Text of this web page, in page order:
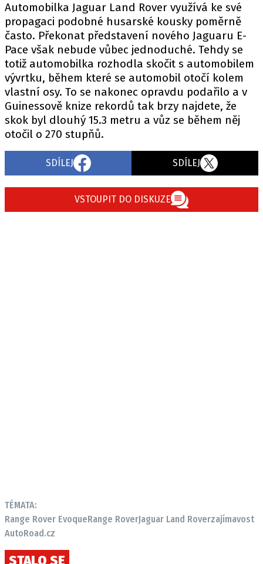
Automobilka Jaguar Land Rover využívá ke své
propagaci podobné husarské kousky poměrně
často. Překonat představení nového Jaguaru E-
Pace však nebude vůbec jednoduché. Tehdy se
totiž automobilka rozhodla skočit s automobilem
vývrtku, během které se automobil otočí kolem
vlastní osy. To se nakonec opravdu podařilo a v
Guinessově knize rekordů tak brzy najdete, že
skok byl dlouhý 15.3 metru a vůz se během něj
otočil o 270 stupňů.
SDÍLEJ SDÍLEJ
VSTOUPIT DO DISKUZE
TÉMATA:
Range Rover EvoqueRange RoverJaguar Land Roverzajímavost
AutoRoad.cz
STALO SE